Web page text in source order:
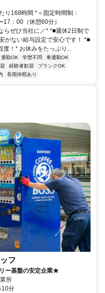
り168時間 *＜固定時間制：
：00（休憩60分）
らぜひ当社に／* *■週休2日制で
がない給与設定で安心です！ *■
度！* お休みをたっぷり...
通勤OK 学歴不問
車通勤OK
経験者歓迎
ブランクOK
長期休暇あり
フ
ー基盤の安定企業★
所
10分